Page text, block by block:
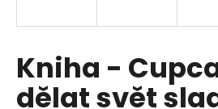
Kniha -
dělat svět
o
p
o